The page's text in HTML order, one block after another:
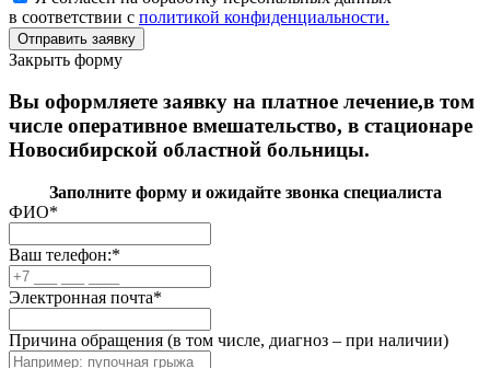
в соответствии с политикой конфиденциальности.
Закрыть форму
Вы оформляете заявку на платное лечение,в том
числе оперативное вмешательство, в стационаре
Новосибирской областной больницы.
Заполните форму и ожидайте звонка специалиста
ФИО*
Ваш телефон:*
Электронная почта*
Причина обращения (в том числе, диагноз – при наличии)